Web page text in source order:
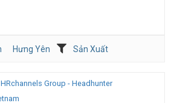
Hưng Yên
Sản Xuất
HRchannels Group - Headhunter